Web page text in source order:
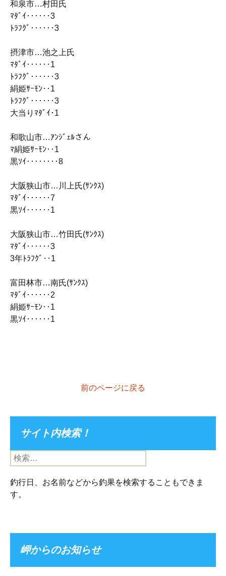
和泉市…村田氏
ﾏﾀﾞｲ‥‥‥3
ﾄﾗﾌｸﾞ‥‥‥3
摂津市…池之上氏
ﾏﾀﾞｲ‥‥‥1
ﾄﾗﾌｸﾞ‥‥‥3
絹姫ｻｰﾓﾝ‥1
ﾄﾗﾌｸﾞ‥‥‥3
大当りﾏﾀﾞｲ･1
和歌山市…ｱﾝｼﾞｪﾙさん
ﾏ絹姫ｻｰﾓﾝ‥1
黒ｿｲ‥‥‥‥8
大阪狭山市…川上氏(ｻﾝｸｽ)
ﾏﾀﾞｲ‥‥‥7
黒ｿｲ‥‥‥1
大阪狭山市…竹田氏(ｻﾝｸｽ)
ﾏﾀﾞｲ‥‥‥3
3年ﾄﾗﾌｸﾞ‥1
富田林市…南氏(ｻﾝｸｽ)
ﾏﾀﾞｲ‥‥‥2
絹姫ｻｰﾓﾝ‥1
黒ｿｲ‥‥‥1
前のページに戻る
サイト内検索！
検
索:
釣行日、お名前などから釣果を検索することもできま
す。
岬からのお知らせ